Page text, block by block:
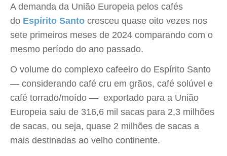
A demanda da União Europeia pelos cafés
do Espírito Santo cresceu quase oito vezes nos
sete primeiros meses de 2024 comparando com o
mesmo período do ano passado.
O volume do complexo cafeeiro do Espírito Santo
— considerando café cru em grãos, café solúvel e
café torrado/moído — exportado para a União
Europeia saiu de 316,6 mil sacas para 2,3 milhões
de sacas, ou seja, quase 2 milhões de sacas a
mais destinadas ao velho continente.